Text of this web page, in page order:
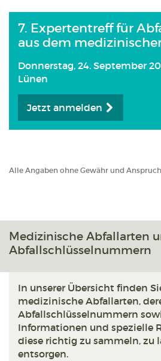
7. Expertentreff für
aus dem
Donnerstag, 24. September
Lünen
Jetzt anmelden
Alle Angaben ohne Gewähr und
Medizinische Abfallarten
Abfallschlüsselnummern
In unserer Übersicht finden
medizinische Abfallarten,
Abfallschlüsselnummern
Informationen und spezielle
diese richtig zu sammeln, zu
entsorgen.